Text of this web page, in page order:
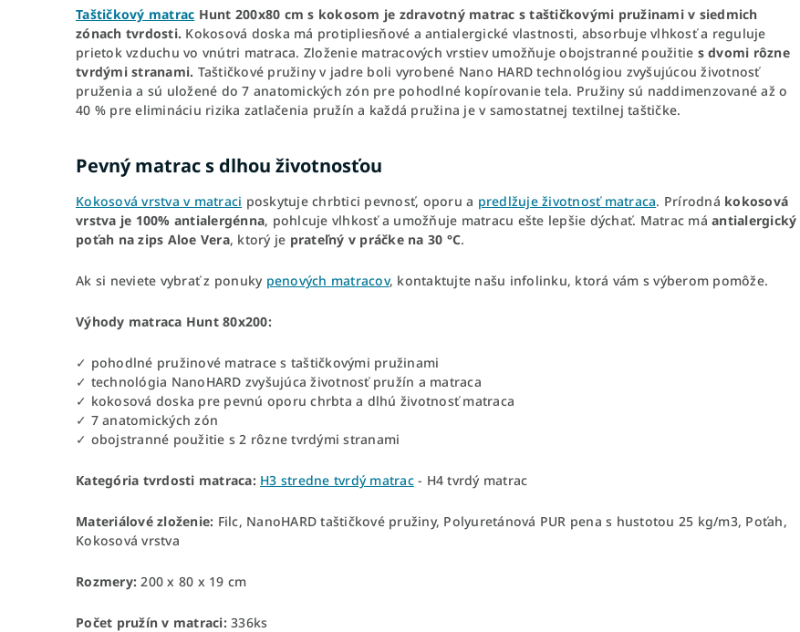
Taštičkový matrac Hunt 200x80 cm s kokosom je zdravotný matrac s taštičkovými pružinami v siedmich
zónach tvrdosti. Kokosová doska má protipliesňové a antialergické vlastnosti, absorbuje vlhkosť a reguluje
prietok vzduchu vo vnútri matraca. Zloženie matracových vrstiev umožňuje obojstranné použitie s dvomi rôzne
tvrdými stranami. Taštičkové pružiny v jadre boli vyrobené Nano HARD technológiou zvyšujúcou životnosť
pruženia a sú uložené do 7 anatomických zón pre pohodlné kopírovanie tela. Pružiny sú naddimenzované až o
40 % pre elimináciu rizika zatlačenia pružín a každá pružina je v samostatnej textilnej taštičke.
Pevný matrac s dlhou životnosťou
Kokosová vrstva v matraci poskytuje chrbtici pevnosť, oporu a predlžuje životnosť matraca. Prírodná kokosová
vrstva je 100% antialergénna, pohlcuje vlhkosť a umožňuje matracu ešte lepšie dýchať. Matrac má antialergický
poťah na zips Aloe Vera, ktorý je prateľný v práčke na 30 °C.
Ak si neviete vybrať z ponuky penových matracov, kontaktujte našu infolinku, ktorá vám s výberom pomôže.
Výhody matraca Hunt 80x200:
✓ pohodlné pružinové matrace s taštičkovými pružinami
✓ technológia NanoHARD zvyšujúca životnosť pružín a matraca
✓ kokosová doska pre pevnú oporu chrbta a dlhú životnosť matraca
✓ 7 anatomických zón
✓ obojstranné použitie s 2 rôzne tvrdými stranami
Kategória tvrdosti matraca: H3 stredne tvrdý matrac- H4 tvrdý matrac
Materiálové zloženie: Filc, NanoHARD taštičkové pružiny, Polyuretánová PUR pena s hustotou 25 kg/m3, Poťah,
Kokosová vrstva
Rozmery: 200 x 80 x 19 cm
Počet pružín v matraci:336ks